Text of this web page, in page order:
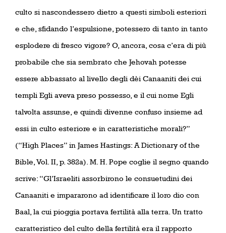
culto si nascondessero dietro a questi simboli esteriori
e che, sfidando l’espulsione, potessero di tanto in tanto
esplodere di fresco vigore? O, ancora, cosa c’era di più
probabile che sia sembrato che Jehovah potesse
essere abbassato al livello degli dèi Canaaniti dei cui
templi Egli aveva preso possesso, e il cui nome Egli
talvolta assunse, e quindi divenne confuso insieme ad
essi in culto esteriore e in caratteristiche morali?”
(“High Places” in James Hastings: A Dictionary of the
Bible, Vol. II, p. 382a). M. H. Pope coglie il segno quando
scrive: “Gl’Israeliti assorbirono le consuetudini dei
Canaaniti e impararono ad identificare il loro dio con
Baal, la cui pioggia portava fertilità alla terra. Un tratto
caratteristico del culto della fertilità era il rapporto